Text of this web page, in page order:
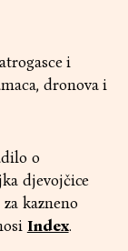
i
dronova i
o
djevojčice
kazneno
Index.